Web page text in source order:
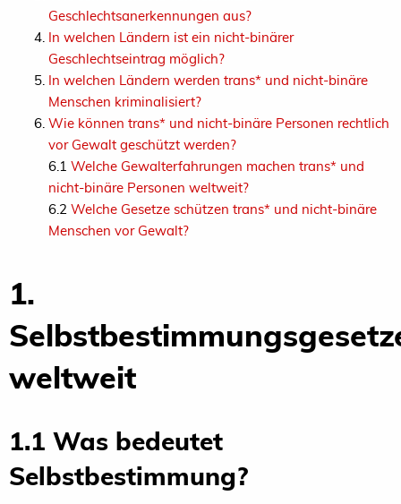
Geschlechtsanerkennungen aus?
In welchen Ländern ist ein nicht-binärer
Geschlechtseintrag möglich?
In welchen Ländern werden trans* und nicht-binäre
Menschen kriminalisiert?
Wie können trans* und nicht-binäre Personen rechtlich
vor Gewalt geschützt werden?
6.1 Welche Gewalterfahrungen machen trans* und
nicht-binäre Personen weltweit?
6.2 Welche Gesetze schützen trans* und nicht-binäre
Menschen vor Gewalt?
1.
weltweit
1.1 Was bedeutet
Selbstbestimmung?